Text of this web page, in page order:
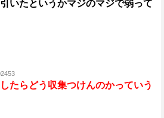
いたというかマジのマジで弱って
たらどう収集つけんのかっていう